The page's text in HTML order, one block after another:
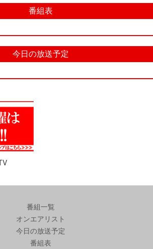
番組表
今日の放送予定
番組一覧
オンエアリスト
今日の放送予定
番組表